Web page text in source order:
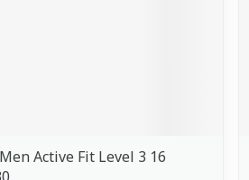
Active Fit Level 3 16